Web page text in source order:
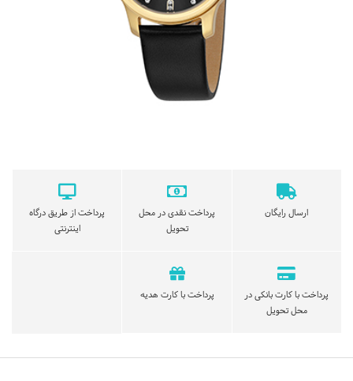
ارسال رایگان
پرداخت نقدی در محل
تحویل
پرداخت از طریق درگاه
اینترنتی
پرداخت با کارت بانکی در
محل تحویل
پرداخت با کارت هدیه